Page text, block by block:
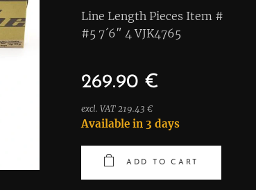
Line Length Pieces Item #
#5 7´6″ 4 VJK4765
269.90 €
excl. VAT 219.43 €
Available in 3 days
ADD TO CART